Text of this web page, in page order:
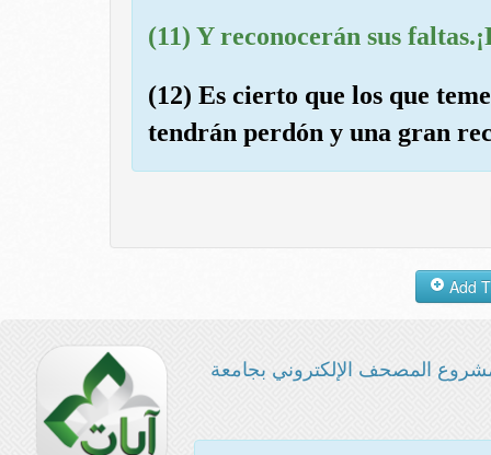
(11) Y reconocerán sus
(12) Es cierto que los que
tendrán perdón y una gran
المصحف الإلكتروني بجامعة